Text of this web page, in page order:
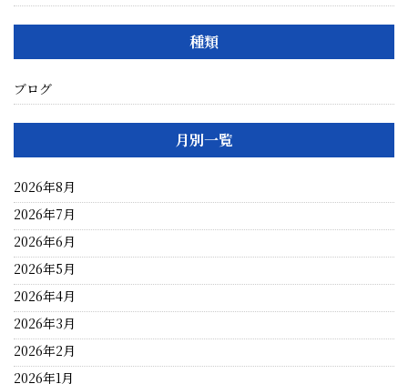
種類
ブログ
月別一覧
2026年8月
2026年7月
2026年6月
2026年5月
2026年4月
2026年3月
2026年2月
2026年1月